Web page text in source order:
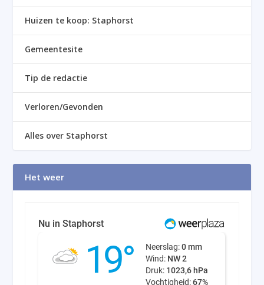
Huizen te koop: Staphorst
Gemeentesite
Tip de redactie
Verloren/Gevonden
Alles over Staphorst
Het weer